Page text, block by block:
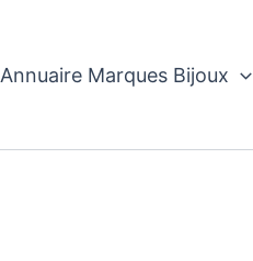
Annuaire Marques Bijoux